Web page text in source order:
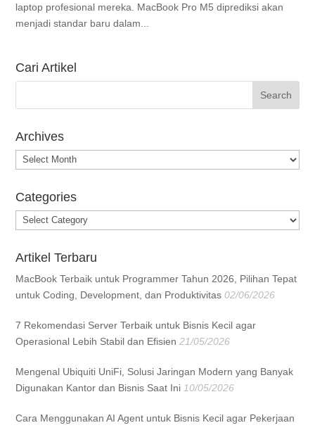
laptop profesional mereka. MacBook Pro M5 diprediksi akan
menjadi standar baru dalam...
Cari Artikel
Archives
Archives
Categories
Categories
Artikel Terbaru
MacBook Terbaik untuk Programmer Tahun 2026, Pilihan Tepat
untuk Coding, Development, dan Produktivitas 02/06/2026
7 Rekomendasi Server Terbaik untuk Bisnis Kecil agar
Operasional Lebih Stabil dan Efisien 21/05/2026
Mengenal Ubiquiti UniFi, Solusi Jaringan Modern yang Banyak
Digunakan Kantor dan Bisnis Saat Ini 10/05/2026
Cara Menggunakan AI Agent untuk Bisnis Kecil agar Pekerjaan